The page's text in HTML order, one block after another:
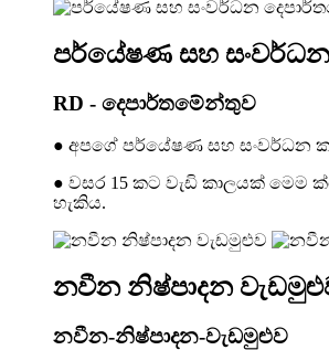
පර්යේෂණ සහ
RD - දෙපාර්තමේන්තුව
● අපගේ පර්යේෂණ සහ සංවර්ධන
● වසර 15 කට වැඩි කාලයක් මෙම
හැකිය.
නවීන නිෂ්පාදන
නවීන-නිෂ්පාදන-වැඩමුළුව